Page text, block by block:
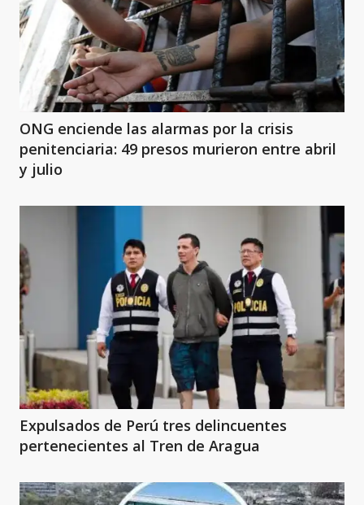
ONG enciende las alarmas por la crisis
penitenciaria: 49 presos murieron entre abril
y julio
Expulsados de Perú tres delincuentes
pertenecientes al Tren de Aragua